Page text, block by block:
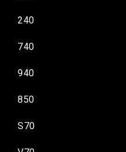
240
740
940
850
S70